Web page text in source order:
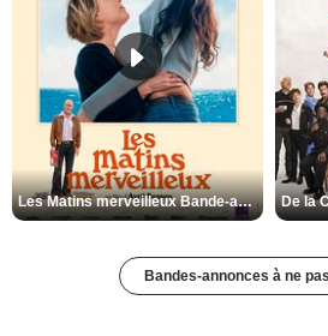
Les Matins merveilleux Bande-annonce VF
Bandes-annonces à ne